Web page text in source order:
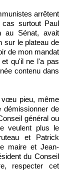
arrêtent
surtout Paul
au Sénat, avait
sur le plateau de
de mon mandat
qu'il ne l'a pas
contenu dans
vœu pieu, même
démissionner de
général ou
veulent plus le
et Patrick
maire et Jean-
du Conseil
respecter cet